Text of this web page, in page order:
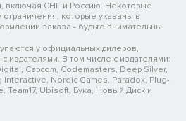
включая СНГ и Россию. Некоторые
которые указаны в
заказа - будьте внимательны!
у официальных дилеров,
издателями. В том числе с издателями:
Capcom, Codemasters, Deep Silver,
Nordic Games, Paradox, Plug-
Team17, Ubisoft, Бука, Новый Диск и